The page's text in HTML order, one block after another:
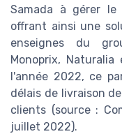
Samada à gérer
offrant ainsi une
enseignes du
Monoprix,
l'année 2022, ce
délais de livraison
clients (source :
juillet 2022).